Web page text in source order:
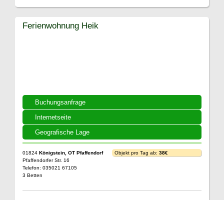
Buchungsanfrage
Internetseite
Geografische Lage
Ferienwohnung Heik
01824 Königstein, OT Pfaffendorf
Pfaffendorfer Str. 16
Telefon: 035021 67105
3 Betten
Objekt pro Tag ab: 38€